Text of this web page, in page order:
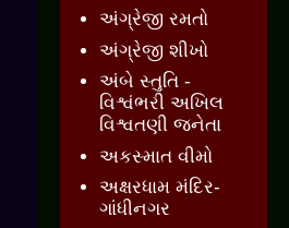
અંગ્રેજી રમતો
અંગ્રેજી શીખો
અંબે સ્તુતિ -
વિશ્વંભરી અખિલ
વિશ્વતણી જનેતા
અકસ્માત વીમો
અક્ષરધામ મંદિર-
ગાંધીનગર